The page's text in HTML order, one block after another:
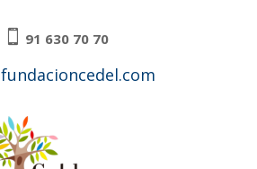
 91 630 70 70